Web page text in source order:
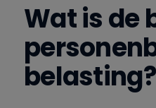
Wat is de
belasting?